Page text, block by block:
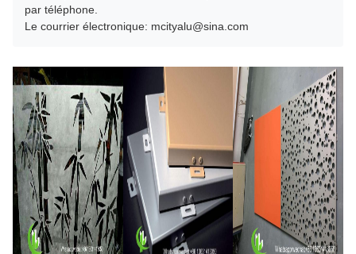
par téléphone.
Le courrier électronique: mcityalu@sina.com